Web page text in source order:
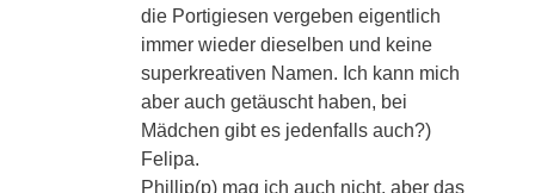
die Portigiesen vergeben eigentlich
immer wieder dieselben und keine
superkreativen Namen. Ich kann mich
aber auch getäuscht haben, bei
Mädchen gibt es jedenfalls auch?)
Felipa.
Phillip(p) mag ich auch nicht, aber das